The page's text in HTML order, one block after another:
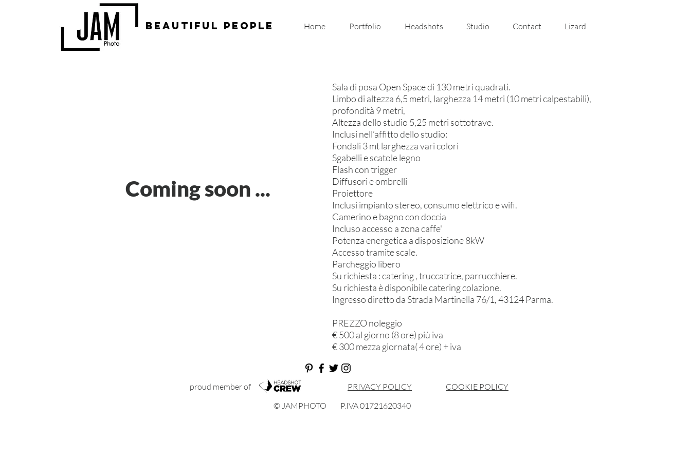
beautiful people Home Portfolio Headshots Studio Contact Lizard
Coming soon ...
Sala di posa Open Space di 130 metri quadrati.
Limbo di altezza 6,5 metri, larghezza 14 metri (10 metri calpestabili),
profondità 9 metri,
Altezza dello studio 5,25 metri sottotrave.
Inclusi nell’affitto dello studio:
Fondali 3 mt larghezza vari colori
Sgabelli e scatole legno
Flash con trigger
Diffusori e ombrelli
Proiettore
Inclusi impianto stereo, consumo elettrico e wifi.
Camerino e bagno con doccia
Incluso accesso a zona caffe'
Potenza energetica a disposizione 8kW
Accesso tramite scale.
Parcheggio libero
Su richiesta : catering , truccatrice, parrucchiere.
Su richiesta è disponibile catering colazione.
Ingresso diretto da Strada Martinella 76/1, 43124 Parma.
PREZZO noleggio
€ 500 al giorno (8 ore) più iva
€ 300 mezza giornata( 4 ore) + iva
proud member of PRIVACY POLICY
COOKIE POLICY
© JAMPHOTO P.IVA 01721620340